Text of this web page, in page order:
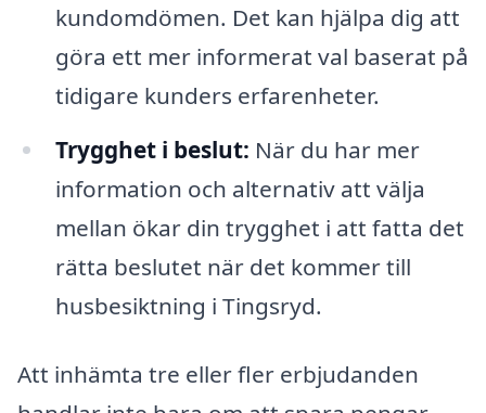
kundomdömen. Det kan hjälpa dig att
göra ett mer informerat val baserat på
tidigare kunders erfarenheter.
Trygghet i beslut: När du har mer
information och alternativ att välja
mellan ökar din trygghet i att fatta det
rätta beslutet när det kommer till
husbesiktning i Tingsryd.
Att inhämta tre eller fler erbjudanden